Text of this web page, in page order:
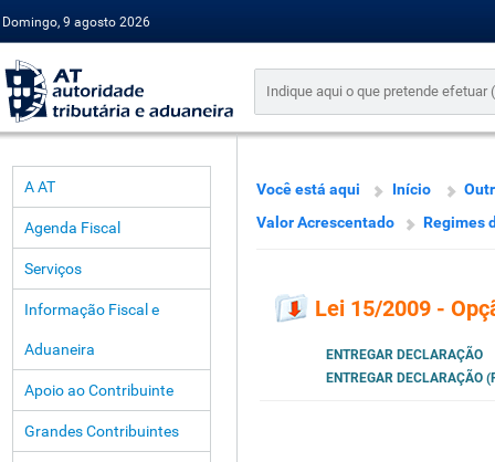
Domingo, 9 agosto 2026
A AT
Agenda Fiscal
Serviços
Informação Fiscal e
Aduaneira
Apoio ao Contribuinte
Grandes Contribuintes
Você está aqui Início
Valor Acrescentado
Regimes
Lei 15/2009 -
ENTREGAR DECLARAÇÃO
ENTREGAR DECLARAÇÃO